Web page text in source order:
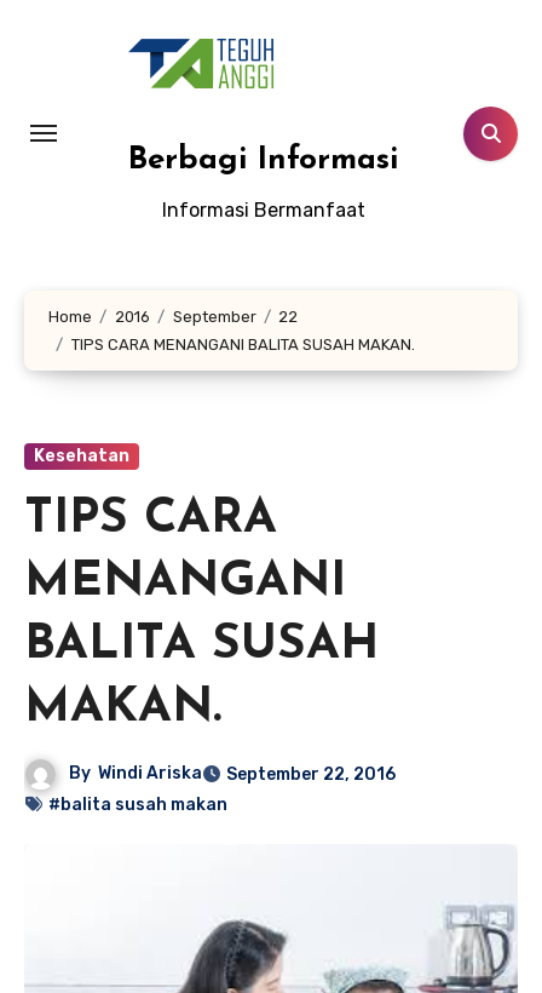
Berbagi Informasi
Informasi Bermanfaat
Home 2016 September
22
TIPS CARA MENANGANI BALITA SUSAH MAKAN.
Kesehatan
TIPS CARA
MENANGANI
BALITA SUSAH
MAKAN.
By Windi Ariska
September 22, 2016
#balita susah makan